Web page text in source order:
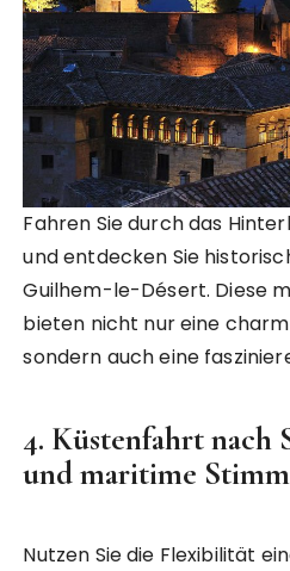
Fahren Sie durch das
und entdecken Sie
Guilhem-le-Désert. Diese
bieten nicht nur eine
sondern auch eine
4. Küstenfahrt nach
und maritime
Nutzen Sie die Flexibilität